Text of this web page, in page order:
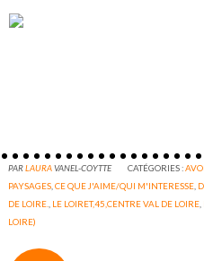
PARLAURAVANEL-COYTTE CATÉGORIES :
PAYSAGES ,CE QUE J'AIME/QUI M'INTERESSE
DE LOIRE. LE LOIRET,45,CENTRE VAL DE LOIRE
LOIRE)